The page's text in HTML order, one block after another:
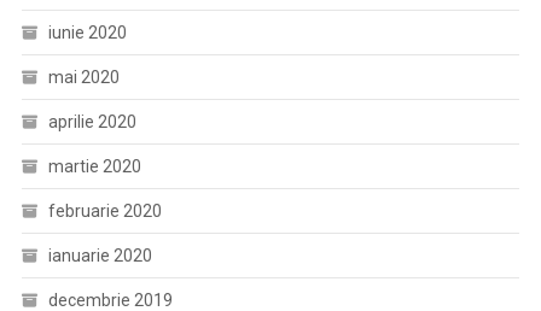
iunie 2020
mai 2020
aprilie 2020
martie 2020
februarie 2020
ianuarie 2020
decembrie 2019